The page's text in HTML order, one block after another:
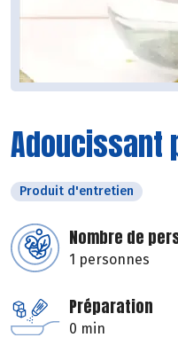
Adoucissant
Produit d'entretien
Nombre de
1 personnes
Préparation
0 min